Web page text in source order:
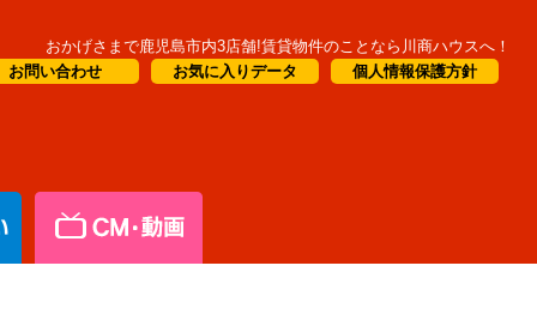
おかげさまで鹿児島市内3店舗!賃貸物件のことなら川商ハウスへ！
個人情報保護方針
お気に入りデータ
お問い合わせ